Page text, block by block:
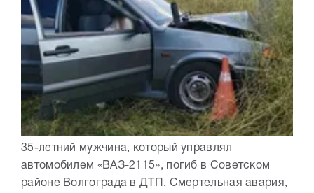
35-летний мужчина, который управлял
автомобилем «ВАЗ-2115», погиб в Советском
районе Волгограда в ДТП. Смертельная авария,